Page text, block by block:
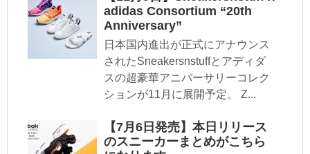
adidas Consortium “20th
Anniversary”
日本国内進出が正式にアナウンス
されたSneakersnstuffとアディダ
スの超豪華アニバーサリーコレク
ションが11月に展開予定。 Z...
【7月6日発売】本日リリース
のスニーカーまとめがこちら